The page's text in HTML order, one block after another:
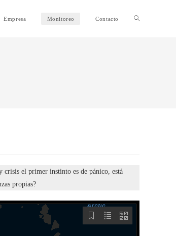
Empresa Monitoreo Contacto Alternar
crisis el primer instinto es de pánico, está
propias?